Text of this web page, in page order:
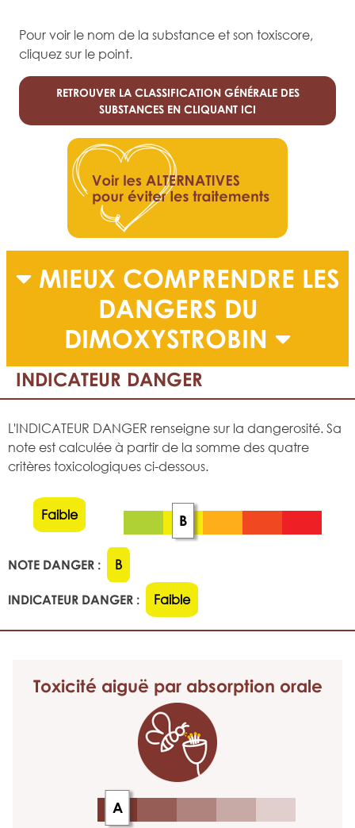
Pour voir le nom de la substance et son toxiscore,
cliquez sur le point.
RETROUVER LA CLASSIFICATION GÉNÉRALE DES
SUBSTANCES EN CLIQUANT ICI
MIEUX COMPRENDRE LES
DANGERS DU
DIMOXYSTROBIN
INDICATEUR DANGER
L'INDICATEUR DANGER renseigne sur la dangerosité. Sa
note est calculée à partir de la somme des quatre
critères toxicologiques ci-dessous.
Faible B
NOTE DANGER : B
INDICATEUR DANGER : Faible
Toxicité aiguë par absorption orale
A